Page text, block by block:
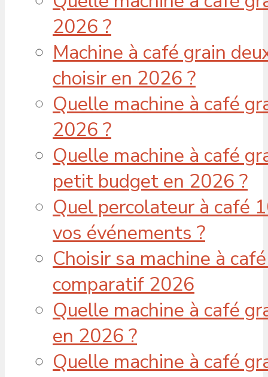
2026 ?
Machine à café grain
choisir en 2026 ?
Quelle machine à café
2026 ?
Quelle machine à café
petit budget en 2026 ?
Quel percolateur à café
vos événements ?
Choisir sa machine à
comparatif 2026
Quelle machine à café
en 2026 ?
Quelle machine à café